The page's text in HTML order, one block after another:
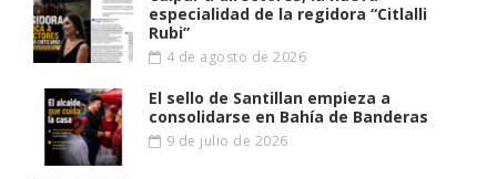
especialidad de la regidora “Citlalli
Rubi”
4 de agosto de 2026
El sello de Santillan empieza a
consolidarse en Bahía de Banderas
9 de julio de 2026